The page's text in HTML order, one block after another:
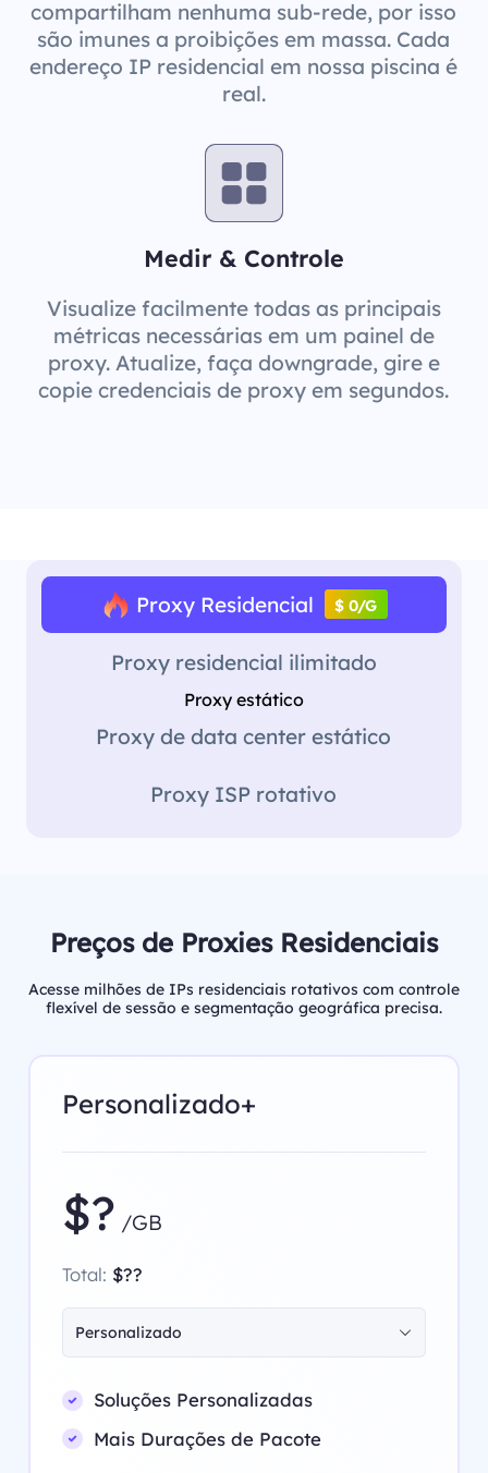
compartilham nenhuma sub-rede, por isso
são imunes a proibições em massa. Cada
endereço IP residencial em nossa piscina é
real.
Medir & Controle
Visualize facilmente todas as principais
métricas necessárias em um painel de
proxy. Atualize, faça downgrade, gire e
copie credenciais de proxy em segundos.
Proxy Residencial $ 0/G
Proxy residencial ilimitado
Proxy estático
Proxy de data center estático
Proxy ISP rotativo
Preços de Proxies Residenciais
Acesse milhões de IPs residenciais rotativos com controle
flexível de sessão e segmentação geográfica precisa.
Personalizado+
$? /GB
Total: $??
Personalizado
Soluções Personalizadas
Mais Durações de Pacote